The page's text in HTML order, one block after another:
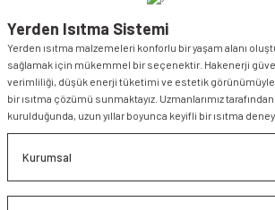
Yerden Isıtma Sistemi
Yerden ısıtma malzemeleri konforlu bir yaşam alanı
sağlamak için mükemmel bir seçenektir. Hakenerji
verimliliği, düşük enerji tüketimi ve estetik
bir ısıtma çözümü sunmaktayız. Uzmanlarımız
kurulduğunda, uzun yıllar boyunca keyifli bir ısıtma
Kurumsal